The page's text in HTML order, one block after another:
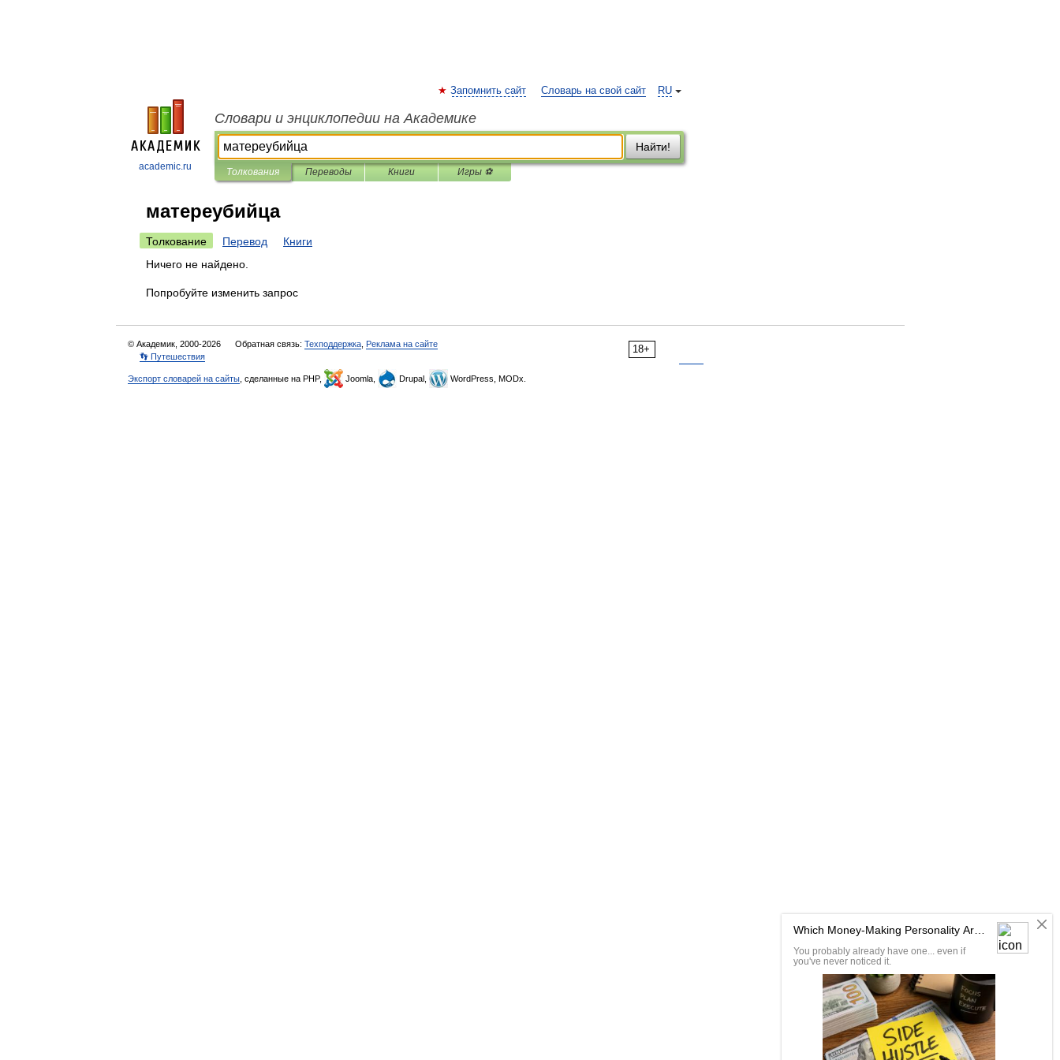
academic.ru
RU
Запомнить сайт Словарь на свой сайт
Словари и энциклопедии на Академике
Найти!
Толкования Переводы Книги Игры ⚽
матереубийца
Толкование Перевод
Книги
Ничего не найдено.
Попробуйте изменить запрос
18+
© Академик, 2000-2026 Обратная связь: Техподдержка Реклама на сайте
👣 Путешествия
Экспорт словарей на сайты , сделанные на PHP, Joomla, Drupal, WordPress, MODx.